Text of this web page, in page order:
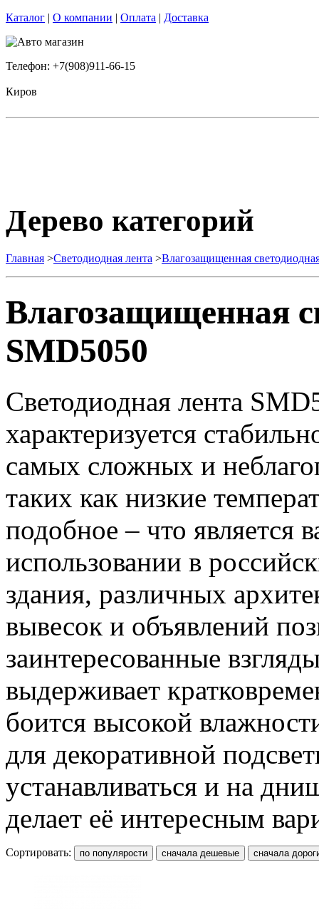
Каталог | О компании | Оплата | Доставка
Телефон: +7(908)911-66-15
Киров
Дерево категорий
Главная >Светодиодная лента >Влагозащищенная
Влагозащищенная
SMD5050
Светодиодная лента
характеризуется
самых сложных и
таких как низкие
подобное – что
использовании в
здания, различных
вывесок и объявлений
заинтересованные
выдерживает
боится высокой
для декоративной
устанавливаться и на
делает её интересным
Сортировать: